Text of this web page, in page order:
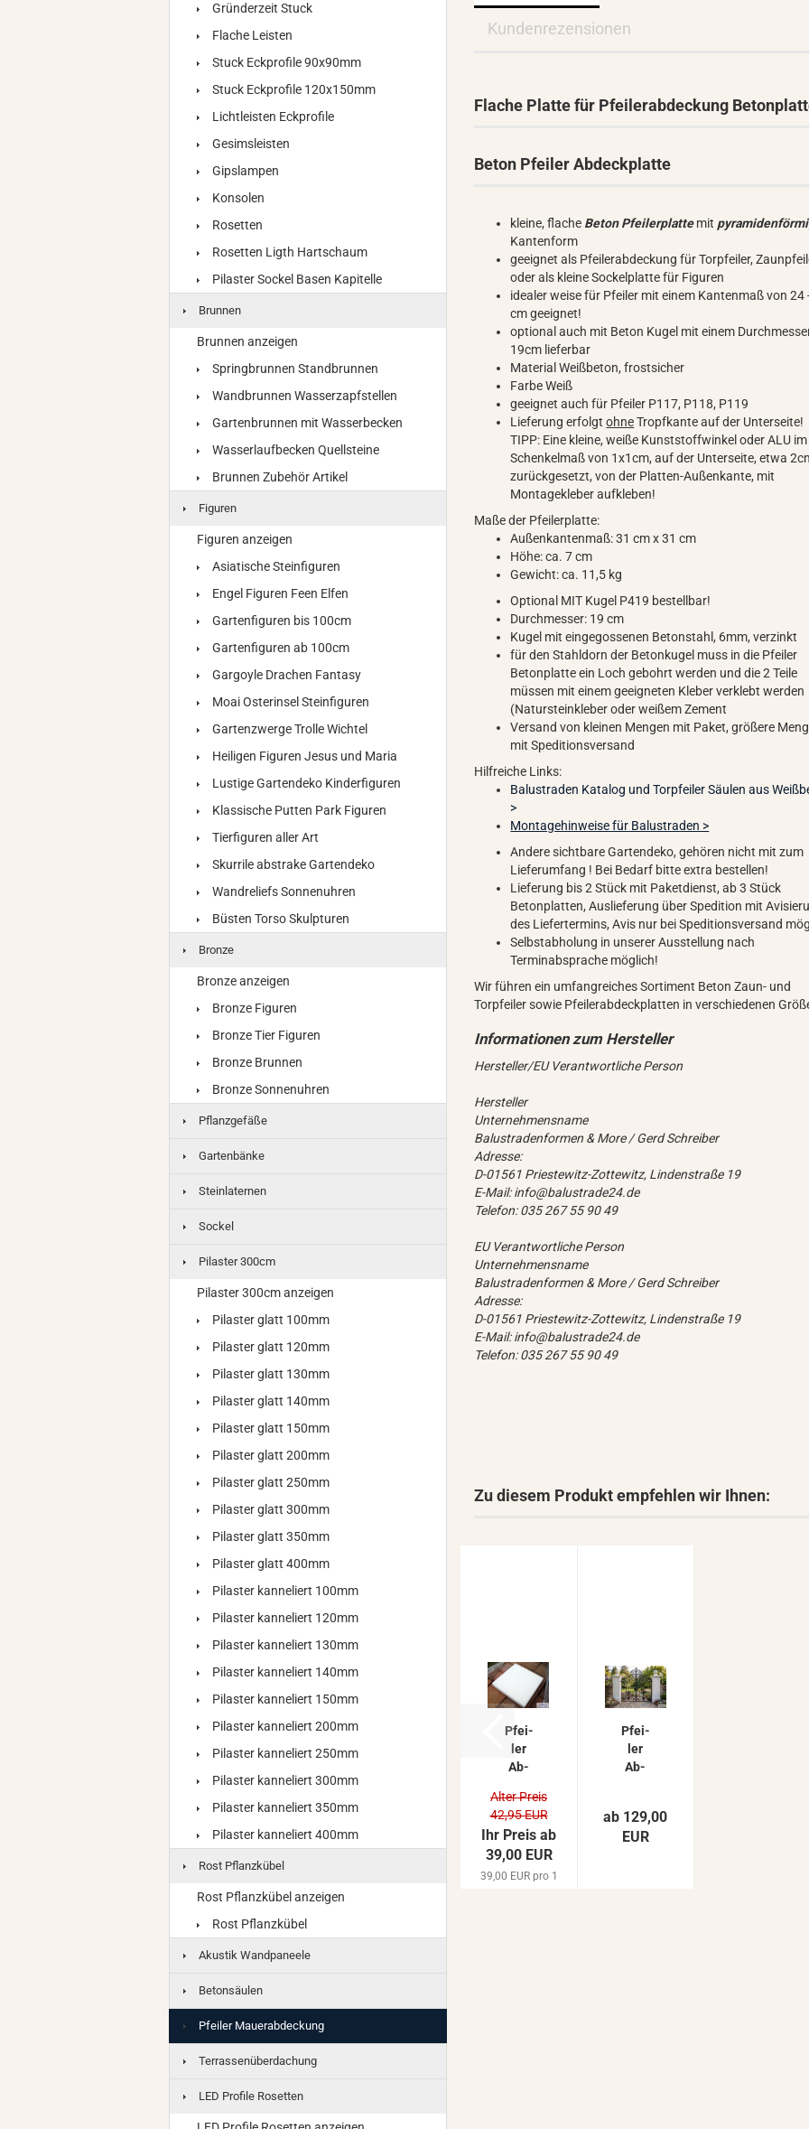
Kundenrezensionen
Flache Platte für Pfeilerabdeckung
Beton Pfeiler Abdeckplatte
kleine, flache Beton Pfeilerplattemit
Kantenform
geeignet als Pfeilerabdeckung für Torpfeiler,
oder als kleine Sockelplatte für Figuren
idealer weise für Pfeiler mit einem Kantenmaß von 24
cm geeignet!
optional auch mit Beton Kugel mit einem
19cm lieferbar
Material Weißbeton, frostsicher
Farbe Weiß
geeignet auch für Pfeiler P117, P118, P119
Lieferung erfolgtohneTropfkante auf der Unterseite!
TIPP: Eine kleine, weiße Kunststoffwinkel oder ALU im
Schenkelmaß von 1x1cm, auf der Unterseite, etwa
zurückgesetzt, von der Platten-Außenkante, mit
Montagekleber aufkleben!
Maße der Pfeilerplatte:
Außenkantenmaß: 31 cm x 31 cm
Höhe: ca. 7 cm
Gewicht: ca. 11,5 kg
Optional MIT Kugel P419 bestellbar!
Durchmesser: 19 cm
Kugel mit eingegossenen Betonstahl, 6mm, verzinkt
für den Stahldorn der Betonkugel muss in die Pfeiler
Betonplatte ein Loch gebohrt werden und die 2 Teile
müssen mit einem geeigneten Kleber verklebt werden
(Natursteinkleber oder weißem Zement
Versand von kleinen Mengen mit Paket, größere
mit Speditionsversand
Hilfreiche Links:
Balustraden Katalog und Torpfeiler Säulen aus
>
Montagehinweise für Balustraden >
Andere sichtbare Gartendeko, gehören nicht mit zum
Lieferumfang ! Bei Bedarf bitte extra bestellen!
Lieferung bis 2 Stück mit Paketdienst, ab 3 Stück
Betonplatten, Auslieferung über Spedition mit
des Liefertermins, Avis nur bei Speditionsversand
Selbstabholung in unserer Ausstellung nach
Terminabsprache möglich!
Wir führen ein umfangreiches Sortiment Beton Zaun- und
Torpfeiler sowie Pfeilerabdeckplatten in verschiedenen
Hersteller/EU Verantwortliche Person
Hersteller
Unternehmensname
Balustradenformen & More / Gerd Schreiber
Adresse:
D-01561 Priestewitz-Zottewitz, Lindenstraße 19
E-Mail: info@balustrade24.de
Telefon: 035 267 55 90 49
EU Verantwortliche Person
Unternehmensname
Balustradenformen & More / Gerd Schreiber
Adresse:
D-01561 Priestewitz-Zottewitz, Lindenstraße 19
E-Mail: info@balustrade24.de
Telefon: 035 267 55 90 49
Zu diesem Produkt empfehlen wir Ihnen:
Pfei­
ler
Ab­
plat­
ten
Zaun­
pfei­
ler
Alter Preis
42,95 EUR
Ihr Preis ab
39,00 EUR
39,00 EUR pro 1
Pfei­
ler
Ab­
mit
Kugel
ab 129,00
EUR
Gründerzeit Stuck
Flache Leisten
Stuck Eckprofile 90x90mm
Stuck Eckprofile 120x150mm
Lichtleisten Eckprofile
Gesimsleisten
Gipslampen
Konsolen
Rosetten
Rosetten Ligth Hartschaum
Pilaster Sockel Basen Kapitelle
Brunnen
Brunnen anzeigen
Springbrunnen Standbrunnen
Wandbrunnen Wasserzapfstellen
Gartenbrunnen mit Wasserbecken
Wasserlaufbecken Quellsteine
Brunnen Zubehör Artikel
Figuren
Figuren anzeigen
Asiatische Steinfiguren
Engel Figuren Feen Elfen
Gartenfiguren bis 100cm
Gartenfiguren ab 100cm
Gargoyle Drachen Fantasy
Moai Osterinsel Steinfiguren
Gartenzwerge Trolle Wichtel
Heiligen Figuren Jesus und Maria
Lustige Gartendeko Kinderfiguren
Klassische Putten Park Figuren
Tierfiguren aller Art
Skurrile abstrake Gartendeko
Wandreliefs Sonnenuhren
Büsten Torso Skulpturen
Bronze
Bronze anzeigen
Bronze Figuren
Bronze Tier Figuren
Bronze Brunnen
Bronze Sonnenuhren
Pflanzgefäße
Gartenbänke
Steinlaternen
Sockel
Pilaster 300cm
Pilaster 300cm anzeigen
Pilaster glatt 100mm
Pilaster glatt 120mm
Pilaster glatt 130mm
Pilaster glatt 140mm
Pilaster glatt 150mm
Pilaster glatt 200mm
Pilaster glatt 250mm
Pilaster glatt 300mm
Pilaster glatt 350mm
Pilaster glatt 400mm
Pilaster kanneliert 100mm
Pilaster kanneliert 120mm
Pilaster kanneliert 130mm
Pilaster kanneliert 140mm
Pilaster kanneliert 150mm
Pilaster kanneliert 200mm
Pilaster kanneliert 250mm
Pilaster kanneliert 300mm
Pilaster kanneliert 350mm
Pilaster kanneliert 400mm
Rost Pflanzkübel
Rost Pflanzkübel anzeigen
Rost Pflanzkübel
Akustik Wandpaneele
Betonsäulen
Pfeiler Mauerabdeckung
Terrassenüberdachung
LED Profile Rosetten